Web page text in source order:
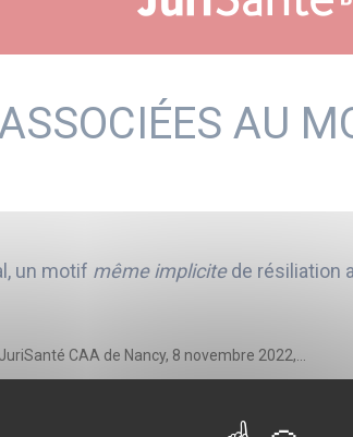
AU
un motif même implicitede résiliation
CAA de Nancy, 8 novembre 2022,...